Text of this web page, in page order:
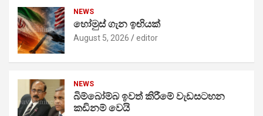
NEWS
හෝමුස් ගැන ඉඟියක්
August 5, 2026 editor
NEWS
බිම්බෝම්බ ඉවත් කිරීමේ වැඩසටහන
කඩිනම් වෙයි